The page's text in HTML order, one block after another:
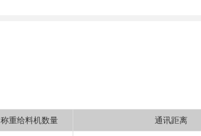
称重给料机数量 通讯距离